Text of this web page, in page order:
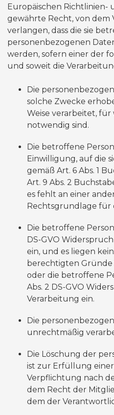
Europäischen Richtlinien-
gewährte Recht, von dem
verlangen, dass die sie
personenbezogenen
werden, sofern einer der
und soweit die
Die
solche Zwecke
Weise verarbeitet,
notwendig sind.
Die betroffene
Einwilligung, auf die
gemäß Art. 6 Abs. 1
Art. 9 Abs. 2
es fehlt an einer
Rechtsgrundlage für
Die betroffene
DS-GVO
ein, und es liegen
berechtigten Gründe
oder die betroffene
Abs. 2 DS-GVO
Verarbeitung ein.
Die
unrechtmäßig
Die Löschung der
ist zur Erfüllung
Verpflichtung nach
dem Recht der
dem der